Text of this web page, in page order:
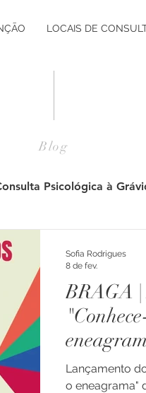
LOCAIS DE
Blog
Psicológica à
Desenvolvimento Pessoal
Enxaqueca e Cefaleias
BRAGA
Lançamento
o eneagrama"
Sofia Rodrigues
8 de fev.